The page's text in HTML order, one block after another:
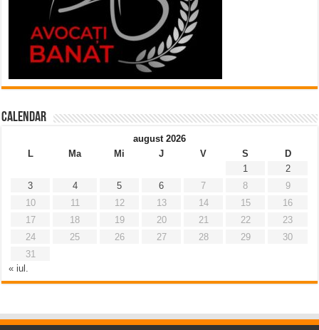
Calendar
august 2026
L
Ma Mi J V S
D
1
2
3
4 5 6 7 8
9
10
11 12 13 14 15
16
17
18 19 20 21 22
23
24
25 26 27 28 29
30
31
« iul.